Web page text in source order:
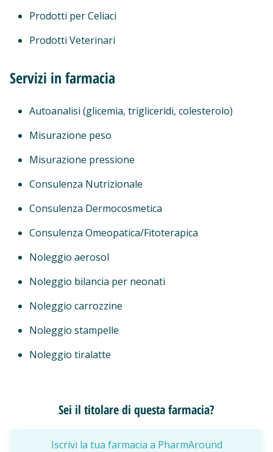
Prodotti per Celiaci
Prodotti Veterinari
Servizi in farmacia
Autoanalisi (glicemia, trigliceridi, colesterolo)
Misurazione peso
Misurazione pressione
Consulenza Nutrizionale
Consulenza Dermocosmetica
Consulenza Omeopatica/Fitoterapica
Noleggio aerosol
Noleggio bilancia per neonati
Noleggio carrozzine
Noleggio stampelle
Noleggio tiralatte
Sei il titolare di questa farmacia?
Iscrivi la tua farmacia a PharmAround